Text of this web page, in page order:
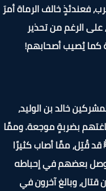
خالف الرماة أمرَ
الرغم من تحذير
يُصيب أصحابهم!
خالد بن الوليد،
بضربةٍ موجعة. وممَّا
قُتِل، ممَّا أصاب كثيرًا
بعضهم في إحباطه
وبالغ آخرون في